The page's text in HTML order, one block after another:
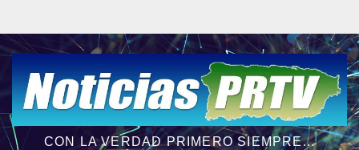
CON LA VERDAD PRIMERO SIEMPRE...